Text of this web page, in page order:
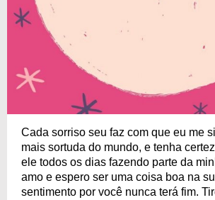
Cada sorriso seu faz com que eu me
mais sortuda do mundo, e tenha
ele todos os dias fazendo parte da
amo e espero ser uma coisa boa na
sentimento por você nunca terá fim.